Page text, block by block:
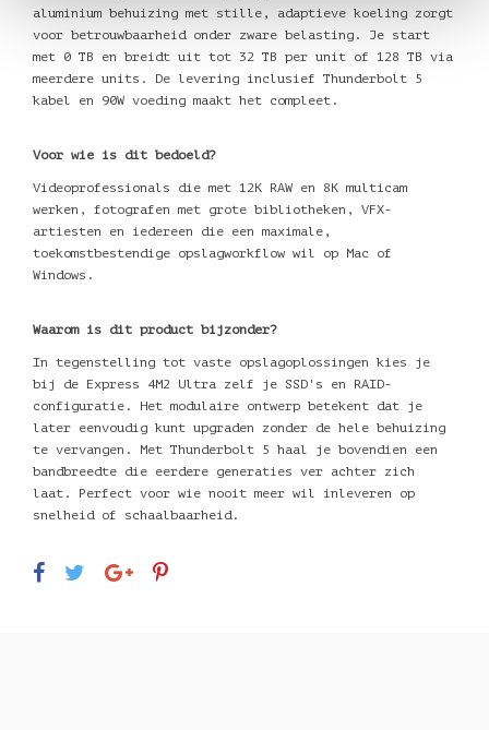
aluminium behuizing met stille, adaptieve koeling zorgt
voor betrouwbaarheid onder zware belasting. Je start
met 0 TB en breidt uit tot 32 TB per unit of 128 TB via
meerdere units. De levering inclusief Thunderbolt 5
kabel en 90W voeding maakt het compleet.
Voor wie is dit bedoeld?
Videoprofessionals die met 12K RAW en 8K multicam
werken, fotografen met grote bibliotheken, VFX-
artiesten en iedereen die een maximale,
toekomstbestendige opslagworkflow wil op Mac of
Windows.
Waarom is dit product bijzonder?
In tegenstelling tot vaste opslagoplossingen kies je
bij de Express 4M2 Ultra zelf je SSD's en RAID-
configuratie. Het modulaire ontwerp betekent dat je
later eenvoudig kunt upgraden zonder de hele behuizing
te vervangen. Met Thunderbolt 5 haal je bovendien een
bandbreedte die eerdere generaties ver achter zich
laat. Perfect voor wie nooit meer wil inleveren op
snelheid of schaalbaarheid.